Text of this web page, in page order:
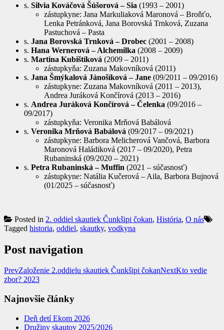
s. Silvia Kováčová Šúšorová – Sia (1993 – 2001)
zástupkyne: Jana Markuliaková Maronová – Broňťo,
Lenka Petránková, Jana Borovská Trnková, Zuzana
Pastuchová – Pasta
s. Jana Borovská Trnková – Drobec (2001 – 2008)
s. Hana Wernerová – Alchemilka (2008 – 2009)
s. Martina Kubištíková (2009 – 2011)
zástupkyňa: Zuzana Makovníková (2011)
s. Jana Šmýkalová Jánošíková – Jane (09/2011 – 09/2016)
zástupkyne: Zuzana Makovníková (2011 – 2013),
Andrea Juráková Končírová (2013 – 2016)
s. Andrea Juráková Končírová – Čelenka (09/2016 –
09/2017)
zástupkyňa: Veronika Mrňová Babálová
s. Veronika Mrňová Babálová (09/2017 – 09/2021)
zástupkyne: Barbora Melicherová Vančová, Barbora
Maronová Haládiková (2017 – 09/2020), Petra
Rubaninská (09/2020 – 2021)
s. Petra Rubaninská – Muffin (2021 – súčasnosť)
zástupkyne: Natália Kučerová – Aila, Barbora Bujnová
(01/2025 – súčasnosť)
Posted in 2. oddiel skautiek Čunkšipi čokan, História, O nás
Tagged historia, oddiel, skautky, vodkyna
Post navigation
PrevZaloženie 2.oddielu skautiek Čunkšipi čokanNextKto vedie
zbor? 2023
Najnovšie články
Deň detí Ekom 2026
Družiny skautov 2025/2026